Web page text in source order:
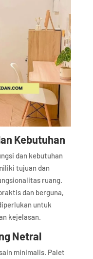
Kebutuhan
dan kebutuhan
tujuan dan
ruang.
dan berguna,
untuk
kejelasan.
Netral
minimalis. Palet